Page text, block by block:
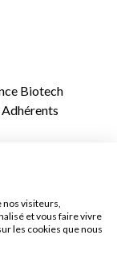
Biotech
nos visiteurs,
et vous faire vivre
les cookies que nous